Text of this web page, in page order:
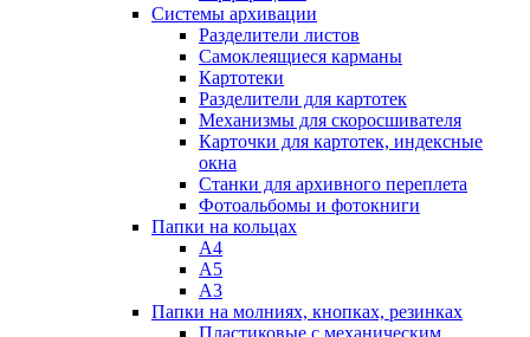
Системы архивации
Разделители листов
Самоклеящиеся карманы
Картотеки
Разделители для картотек
Механизмы для скоросшивателя
Карточки для картотек, индексные
окна
Станки для архивного переплета
Фотоальбомы и фотокниги
Папки на кольцах
А4
А5
А3
Папки на молниях, кнопках, резинках